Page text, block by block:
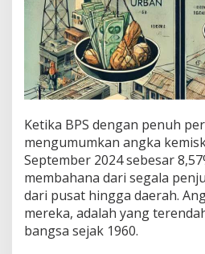
P
S
Ketika BPS dengan penuh
mengumumkan angka
September 2024 sebesar
membahana dari segala
dari pusat hingga daerah.
mereka, adalah yang
bangsa sejak 1960.